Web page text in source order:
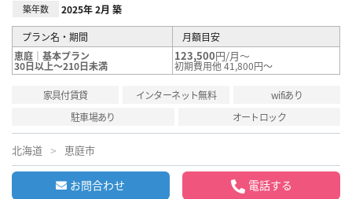
築年数 2025年 2月 築
プラン名・期間
月額目安
恵庭｜基本プラン
30日以上～210日未満
123,500円/月～
初期費用他 41,800円～
家具付賃貸 インターネット無料
wifiあり
駐車場あり
オートロック
北海道 恵庭市
お問合わせ 電話する